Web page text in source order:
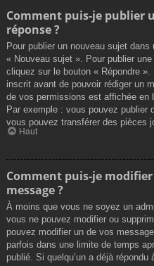
Comment puis-je publier
réponse ?
Pour publier un nouveau sujet
« Nouveau sujet ». Pour publier
cliquez sur le bouton « Répondre
inscrit avant de pouvoir rédiger un
de vos permissions est affichée en
Par exemple : vous pouvez publier
vous pouvez transférer des pièces
Haut
Comment puis-je
message ?
À moins que vous ne soyez un
vous ne pouvez modifier ou
pouvez modifier un de vos
parfois dans une limite de temps
publié. Si quelqu’un a déjà